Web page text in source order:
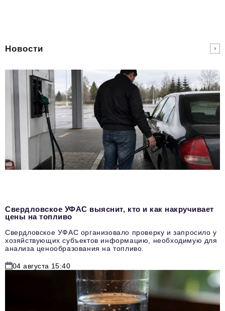
Новости
Свердловское УФАС выяснит, кто и как накручивает
цены на топливо
Свердловское УФАС организовало проверку и запросило у
хозяйствующих субъектов информацию, необходимую для
анализа ценообразования на топливо.
04 августа 15:40